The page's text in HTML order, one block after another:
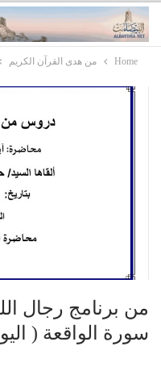
Home من هدى القرآن الكريم
من برنامج رجال
سورة الواقعة (